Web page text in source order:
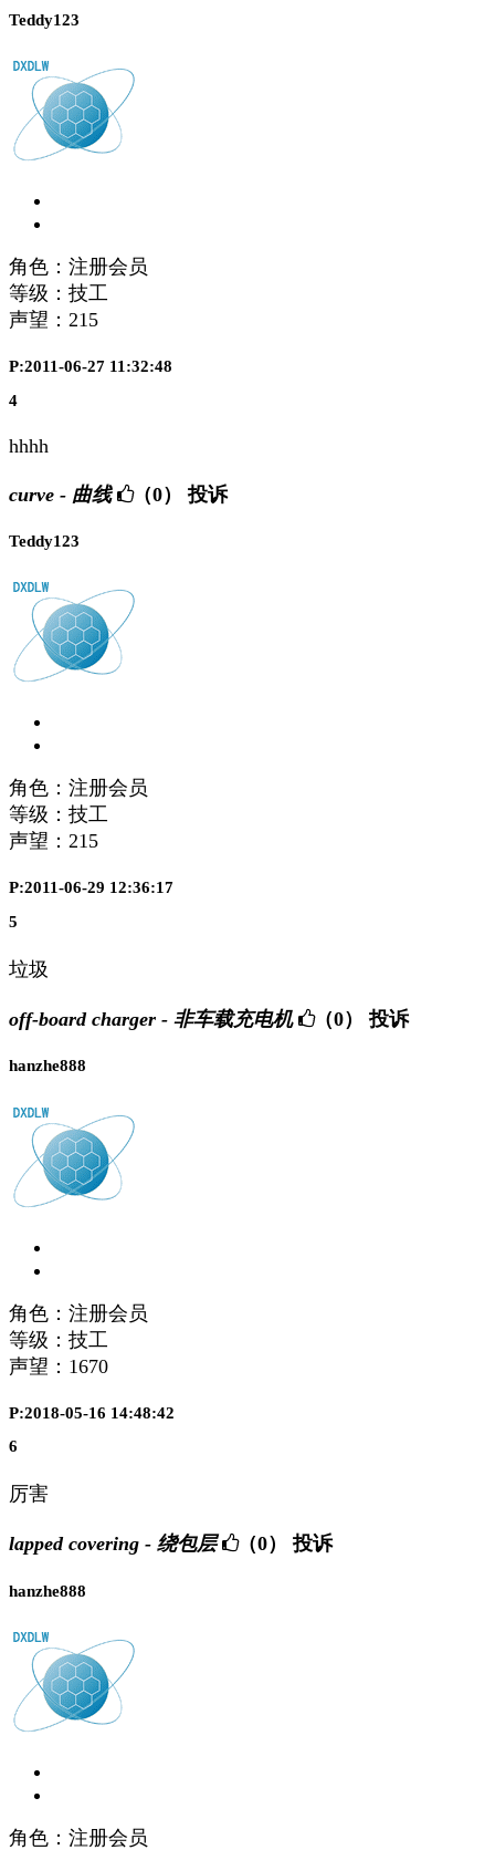
Teddy123
角色：注册会员
等级：技工
声望： 215
P:2011-06-27 11:32:48
4
hhhh
curve - 曲线 （0） 投诉
Teddy123
角色：注册会员
等级：技工
声望： 215
P:2011-06-29 12:36:17
5
垃圾
off-board charger - 非车载充电机 （0） 投诉
hanzhe888
角色：注册会员
等级：技工
声望： 1670
P:2018-05-16 14:48:42
6
厉害
lapped covering - 绕包层 （0） 投诉
hanzhe888
角色：注册会员